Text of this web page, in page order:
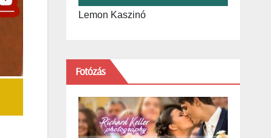
Lemon Kaszinó
Fotózás